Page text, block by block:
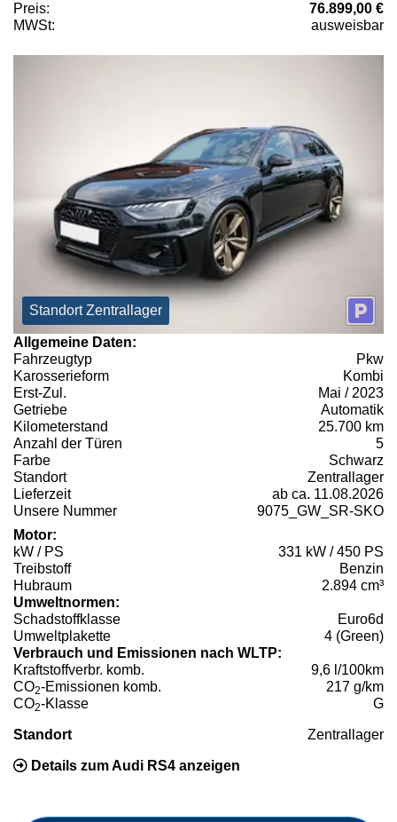
Preis:
76.899,00 €
MWSt:
ausweisbar
Standort Zentrallager
Allgemeine Daten:
Fahrzeugtyp
Pkw
Karosserieform
Kombi
Erst-Zul.
Mai / 2023
Getriebe
Automatik
Kilometerstand
25.700 km
Anzahl der Türen
5
Farbe
Schwarz
Standort
Zentrallager
Lieferzeit
ab ca. 11.08.2026
Unsere Nummer
9075_GW_SR-SKO
Motor:
kW / PS
331 kW / 450 PS
Treibstoff
Benzin
Hubraum
2.894 cm³
Umweltnormen:
Schadstoffklasse
Euro6d
Umweltplakette
4 (Green)
Verbrauch und Emissionen nach WLTP:
Kraftstoffverbr. komb.
9,6 l/100km
CO2-Emissionen komb.
217 g/km
CO2-Klasse G
Standort Zentrallager
Details zum Audi RS4 anzeigen